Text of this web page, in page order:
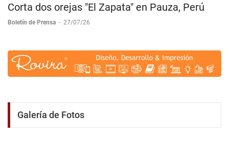
Corta dos orejas "El Zapata" en Pauza, Perú
Boletín de Prensa - 27/07/26
Galería de Fotos